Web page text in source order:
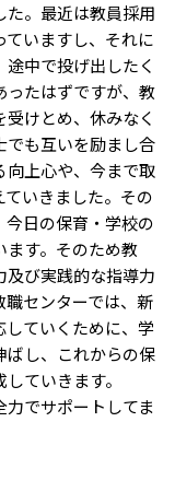
た。最近は教員採用
いますし、それに
中で投げ出したく
ったはずですが、教
けとめ、休みなく
でも互いを励まし合
向上心や、今まで取
いきました。その
日の保育・学校の
ます。そのため教
及び実践的な指導力
センターでは、新
していくために、学
ばし、これからの保
ていきます。
でサポートしてま